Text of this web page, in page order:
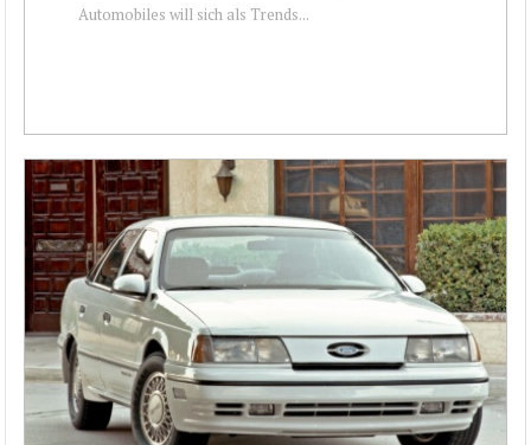
Automobiles will sich als Trends...